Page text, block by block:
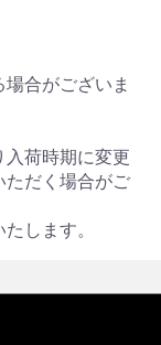
合がございま
入荷時期に変更
ただく場合がご
します。